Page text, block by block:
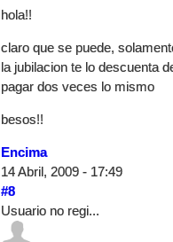
hola!!
claro que se puede,
la jubilacion te lo descuenta
pagar dos veces lo mismo
besos!!
Encima
14 Abril, 2009 - 17:49
#8
Usuario no regi...